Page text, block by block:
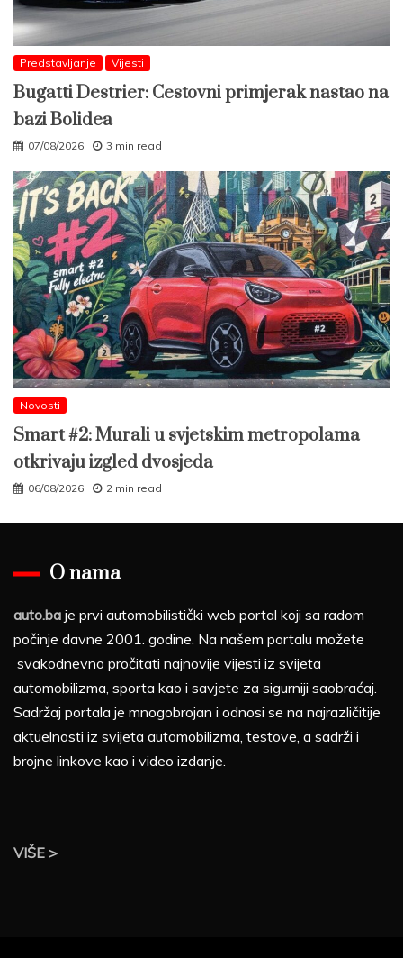
Predstavljanje Vijesti
Bugatti Destrier: Cestovni primjerak nastao na
bazi Bolidea
07/08/2026 3 min read
Novosti
Smart #2: Murali u svjetskim metropolama
otkrivaju izgled dvosjeda
06/08/2026 2 min read
O nama
auto.ba je prvi automobilistički web portal koji sa radom
počinje davne 2001. godine. Na našem portalu možete
svakodnevno pročitati najnovije vijesti iz svijeta
automobilizma, sporta kao i savjete za sigurniji saobraćaj.
Sadržaj portala je mnogobrojan i odnosi se na najrazličitije
aktuelnosti iz svijeta automobilizma, testove, a sadrži i
brojne linkove kao i video izdanje.
VIŠE >